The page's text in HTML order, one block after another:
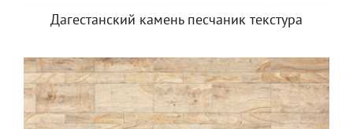
Дагестанский камень песчаник текстура